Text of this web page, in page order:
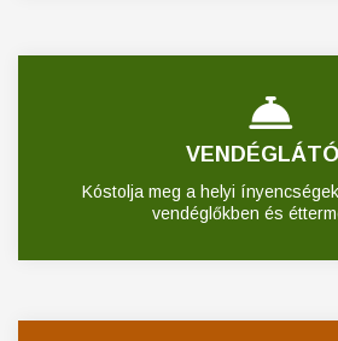
Kóstolja meg a helyi
vendéglőkben és